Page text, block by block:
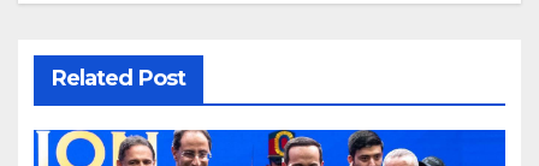
Related Post